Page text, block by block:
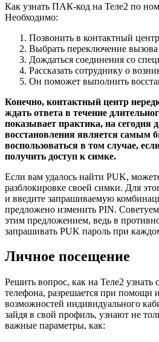
Как узнать ПАК-код на Теле2 по
Необходимо:
Позвонить в контактный
Выбрать переключение вызова
Дождаться соединения со
Рассказать сотруднику о
Он поможет выполнить
Конечно, контактный центр
ждать ответа в течение
показывает практика, на сегодня
восстановления является самым
воспользоваться в том случае,
получить доступ к симке.
Если вам удалось найти PUK,
разблокировке своей симки. Для
и введите запрашиваемую
предложено изменить PIN. Советуем
этим предложением, ведь в
запрашивать PUK пароль при
Личное посещение
Решить вопрос, как на Теле2 узнать
телефона, разрешается при помощи
возможностей индивидуального
зайдя в свой профиль, узнают не
важные параметры, как: